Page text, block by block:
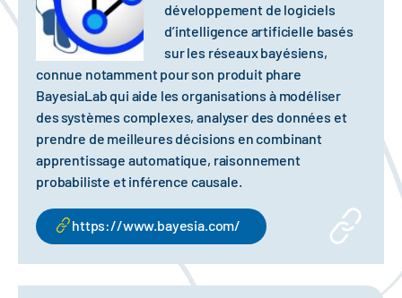
développement de logiciels
d’intelligence artificielle basés
sur les réseaux bayésiens,
connue notamment pour son produit phare
BayesiaLab qui aide les organisations à modéliser
des systèmes complexes, analyser des données et
prendre de meilleures décisions en combinant
apprentissage automatique, raisonnement
probabiliste et inférence causale.
https://www.bayesia.com/